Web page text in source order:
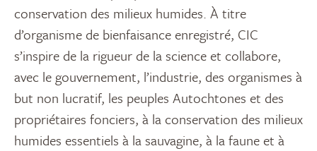
conservation des milieux humides. À titre
d’organisme de bienfaisance enregistré, CIC
s’inspire de la rigueur de la science et collabore,
avec le gouvernement, l’industrie, des organismes à
but non lucratif, les peuples Autochtones et des
propriétaires fonciers, à la conservation des milieux
humides essentiels à la sauvagine, à la faune et à